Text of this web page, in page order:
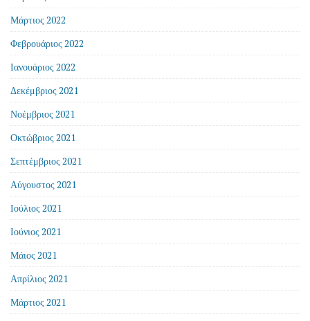
Μάρτιος 2022
Φεβρουάριος 2022
Ιανουάριος 2022
Δεκέμβριος 2021
Νοέμβριος 2021
Οκτώβριος 2021
Σεπτέμβριος 2021
Αύγουστος 2021
Ιούλιος 2021
Ιούνιος 2021
Μάιος 2021
Απρίλιος 2021
Μάρτιος 2021